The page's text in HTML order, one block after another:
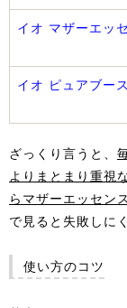
イオ マザーエッ
イオ ピュアブー
ざっくり言うと、
よりまとまり重視
らマザーエッセン
で見ると失敗しに
使い方のコツ